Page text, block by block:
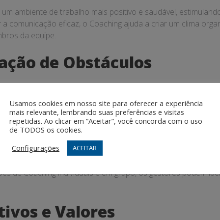
ambiente de trabalho mais positivo e saudável,
comunicação eficaz, o Coaching ajuda a criar um clima
da equipe.
de Obstáculos
a oportunidade de identificar e superar possíveis
de padrões de comportamento improdutivos,
e
de competências e potencialidades dos
de Coaching individuais e em grupo, os gestores podem
e Valores
Usamos cookies em nosso site para oferecer a experiência
mais relevante, lembrando suas preferências e visitas
repetidas. Ao clicar em “Aceitar”, você concorda com o uso
de TODOS os cookies.
Configurações
ACEITAR